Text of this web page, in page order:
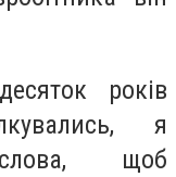
років
я
щоб